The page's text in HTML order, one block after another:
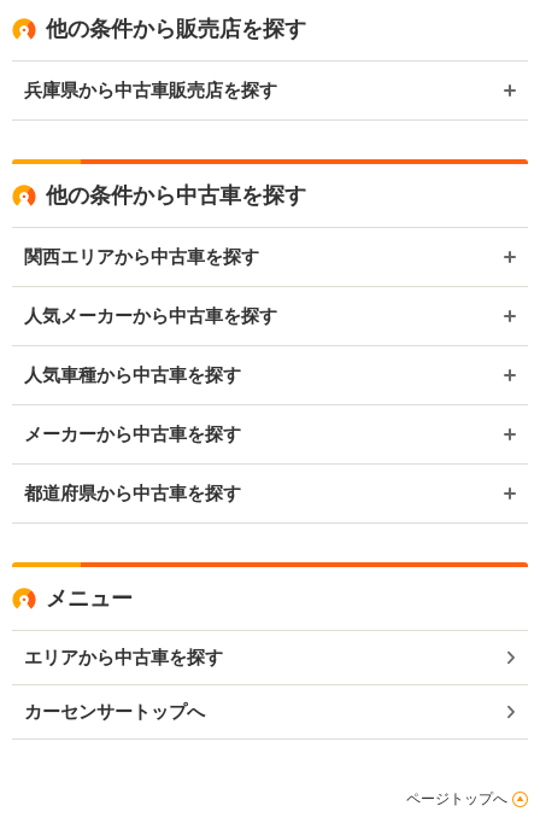
他の条件から販売店を探す
兵庫県から中古車販売店を探す
他の条件から中古車を探す
関西エリアから中古車を探す
人気メーカーから中古車を探す
人気車種から中古車を探す
メーカーから中古車を探す
都道府県から中古車を探す
メニュー
エリアから中古車を探す
カーセンサートップへ
ページトップへ